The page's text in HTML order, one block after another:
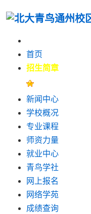
首页
招生简章
新闻中心
学校概况
专业课程
师资力量
就业中心
青鸟学社
网上报名
网络学苑
成绩查询